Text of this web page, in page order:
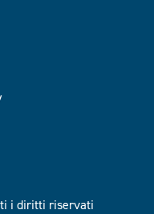
i diritti riservati